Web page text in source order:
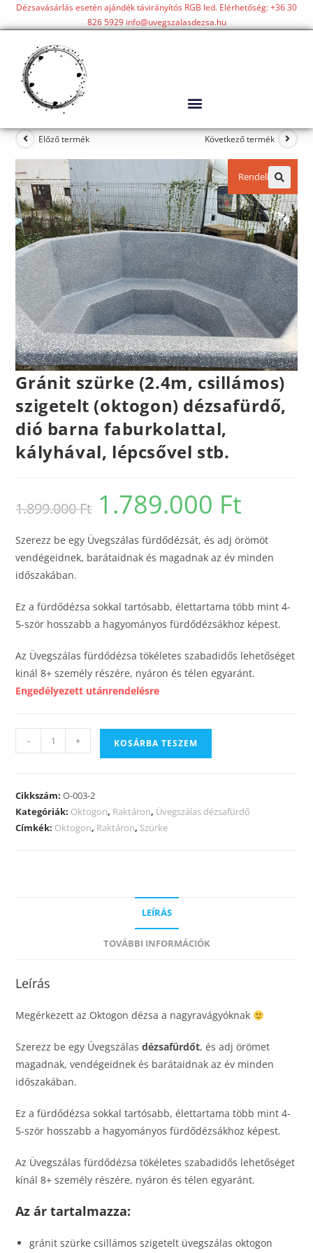
Dézsavásárlás esetén ajándék távirányítós RGB led. Elérhetőség: +36 30
826 5929 info@uvegszalasdezsa.hu
Előző termék Következő termék
Rendelhető
Gránit szürke (2.4m, csillámos)
szigetelt (oktogon) dézsafürdő,
dió barna faburkolattal,
kályhával, lépcsővel stb.
1.899.000Ft 1.789.000 Ft
Szerezz be egy Üvegszálas fürdődézsát, és adj örömöt
vendégeidnek, barátaidnak és magadnak az év minden
időszakában.
Ez a fürdődézsa sokkal tartósabb, élettartama több mint 4-
5-ször hosszabb a hagyományos fürdődézsákhoz képest.
Az Üvegszálas fürdődézsa tökéletes szabadidős lehetőséget
kinál 8+ személy részére, nyáron és télen egyaránt.
Engedélyezett utánrendelésre
- + KOSÁRBA TESZEM
Cikkszám:O-003-2
Kategóriák: Oktogon, Raktáron, Üvegszálas dézsafürdő
Címkék: Oktogon, Raktáron, Szürke
LEÍRÁS
TOVÁBBI INFORMÁCIÓK
Leírás
Megérkezett az Oktogon dézsa a nagyravágyóknak
Szerezz be egy Üvegszálasdézsafürdőt, és adj örömet
magadnak, vendégeidnek és barátaidnak az év minden
időszakában.
Ez a fürdődézsa sokkal tartósabb, élettartama több mint 4-
5-ször hosszabb a hagyományos fürdődézsákhoz képest.
Az Üvegszálas fürdődézsa tökéletes szabadidős lehetőséget
kínál 8+ személy részére, nyáron és télen egyaránt.
Az ár tartalmazza:
gránit szürke csillámos szigetelt üvegszálas oktogon